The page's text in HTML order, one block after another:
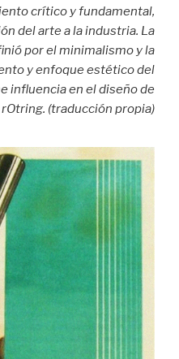
crítico y fundamental,
del arte a la industria. La
por el minimalismo y la
y enfoque estético del
influencia en el diseño de
rOtring. (traducción propia)